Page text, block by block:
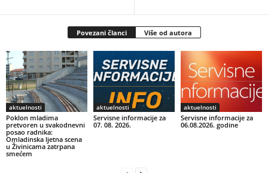
Povezani članci Više od autora
aktuelnosti
Poklon mladima
pretvoren u svakodnevni
posao radnika:
Omladinska ljetna scena
u Živinicama zatrpana
smećem
aktuelnosti
Servisne informacije za
07. 08. 2026.
aktuelnosti
Servisne informacije za
06.08.2026. godine